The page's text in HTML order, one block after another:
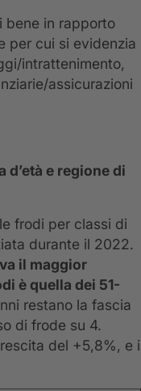
bene in rapporto
per cui si evidenzia
intrattenimento,
assicurazioni
e regione di
frodi per classi di
durante il 2022.
il maggior
è quella dei 51-
restano la fascia
di frode su 4.
del +5,8%, e i